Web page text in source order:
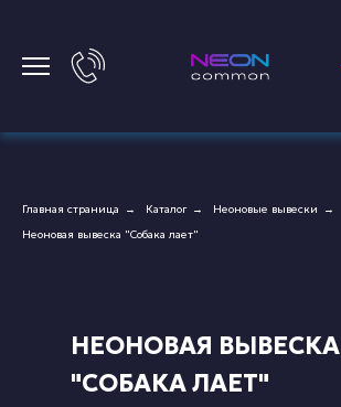
Главная страница → Каталог → Неоновые вывески →
Неоновая вывеска "Собака лает"
НЕОНОВАЯ ВЫВЕСКА
"СОБАКА ЛАЕТ"